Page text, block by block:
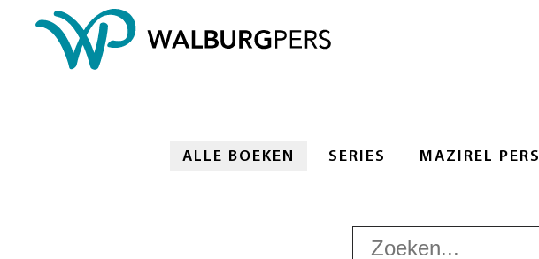
ALLE BOEKEN SERIES MAZIREL PERS